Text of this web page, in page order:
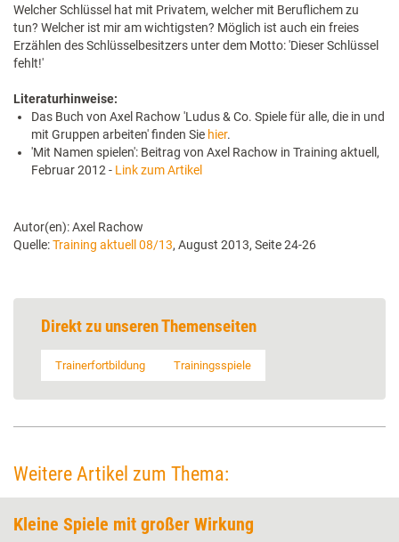
Welcher Schlüssel hat mit Privatem, welcher mit Beruflichem zu
tun? Welcher ist mir am wichtigsten? Möglich ist auch ein freies
Erzählen des Schlüsselbesitzers unter dem Motto: 'Dieser Schlüssel
fehlt!'
Literaturhinweise:
Das Buch von Axel Rachow 'Ludus & Co. Spiele für alle, die in und
mit Gruppen arbeiten' finden Sie hier.
'Mit Namen spielen': Beitrag von Axel Rachow in Training aktuell,
Februar 2012 - Link zum Artikel
Autor(en): Axel Rachow
Quelle:Training aktuell 08/13, August 2013, Seite 24-26
Direkt zu unseren Themenseiten
Trainerfortbildung Trainingsspiele
Weitere Artikel zum Thema:
Kleine Spiele mit großer Wirkung